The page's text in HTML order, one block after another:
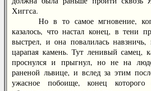
Хиггса.
Но в то самое мгновение,
казалось, что настал конец, в тени
выстрел, и она повалилась навзничь,
царапая камень. Тут ленивый самец,
проснулся и прыгнул, но не на
раненой львице, и вслед за этим
ужасное побоище, конец которого